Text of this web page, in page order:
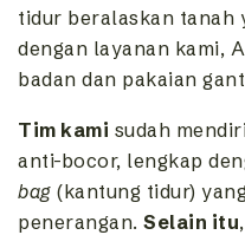
tidur beralaskan tanah
dengan layanan kami,
badan dan pakaian
Tim kami sudah
anti-bocor, lengkap
bag (kantung tidur)
penerangan. Selain itu